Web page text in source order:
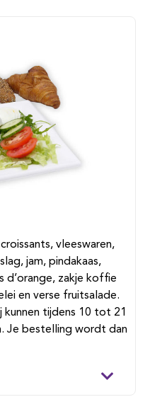
vleeswaren,
jam, pindakaas,
d’orange, zakje koffie
en verse fruitsalade.
kunnen tijdens 10 tot 21
Je bestelling wordt dan